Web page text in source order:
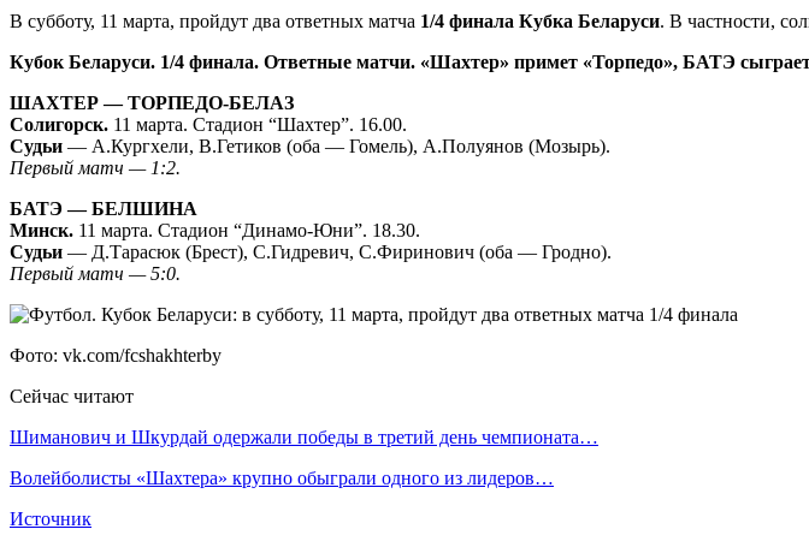
В субботу, 11 марта, пройдут два ответных матча 1/4 финала Кубка Беларуси. В частности,
Кубок Беларуси. 1/4 финала. Ответные матчи. «Шахтер» примет «Торпедо», БАТЭ
ШАХТЕР — ТОРПЕДО-БЕЛАЗ
Солигорск. 11 марта. Стадион “Шахтер”. 16.00.
Судьи — А.Кургхели, В.Гетиков (оба — Гомель), А.Полуянов (Мозырь).
Первый матч — 1:2.
БАТЭ — БЕЛШИНА
Минск. 11 марта. Стадион “Динамо-Юни”. 18.30.
Судьи — Д.Тарасюк (Брест), С.Гидревич, С.Фиринович (оба — Гродно).
Первый матч — 5:0.
Фото: vk.com/fcshakhterby
Сейчас читают
Шиманович и Шкурдай одержали победы в третий день чемпионата…
Волейболисты «Шахтера» крупно обыграли одного из лидеров…
Источник